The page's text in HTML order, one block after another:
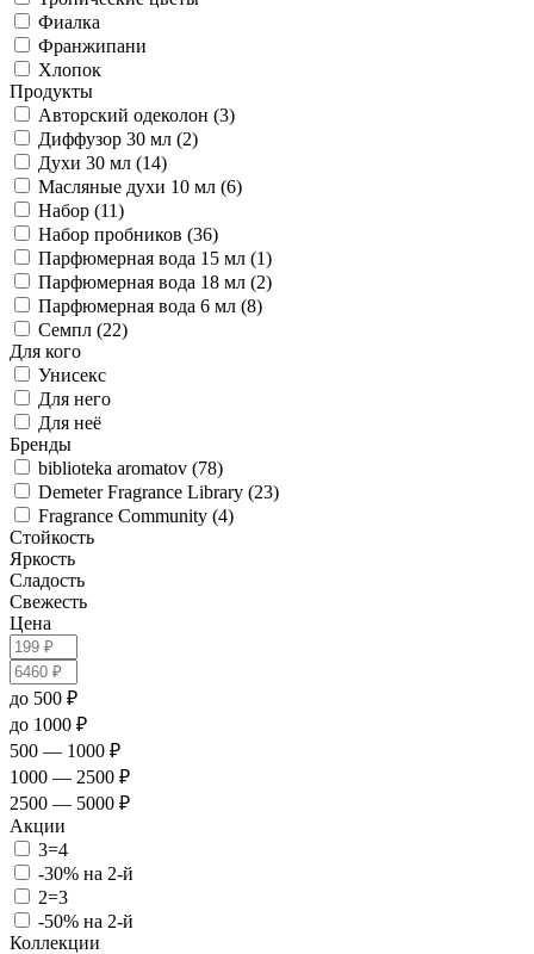
Фиалка
Франжипани
Хлопок
Продукты
Авторский одеколон (3)
Диффузор 30 мл (2)
Духи 30 мл (14)
Масляные духи 10 мл (6)
Набор (11)
Набор пробников (36)
Парфюмерная вода 15 мл (1)
Парфюмерная вода 18 мл (2)
Парфюмерная вода 6 мл (8)
Семпл (22)
Для кого
Унисекс
Для него
Для неё
Бренды
biblioteka aromatov (78)
Demeter Fragrance Library (23)
Fragrance Community (4)
Стойкость
Яркость
Сладость
Свежесть
Цена
до 500 ₽
до 1000 ₽
500 — 1000 ₽
1000 — 2500 ₽
2500 — 5000 ₽
Акции
3=4
-30% на 2-й
2=3
-50% на 2-й
Коллекции